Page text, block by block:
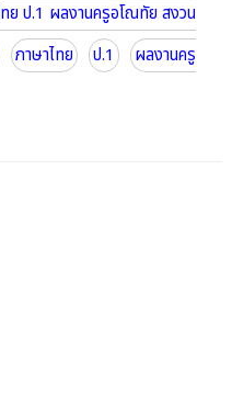
ย ป.1 ผลงานครูอโณทัย สงวน
ภาษาไทย ป.1
ผลงานครู